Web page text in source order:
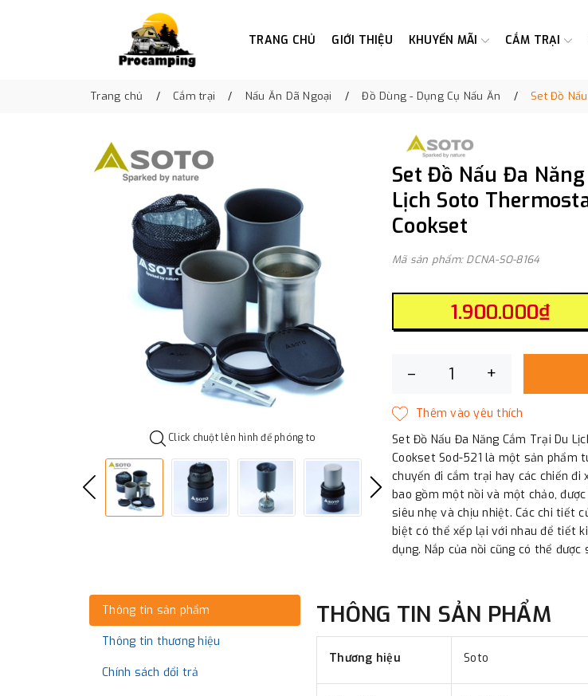
TRANG CHỦ GIỚI THIỆU KHUYẾN MÃI CẮM TRẠI
Trang chủ Cắm trại Nấu Ăn Dã Ngoại Đồ Dùng - Dụng Cụ Nấu Ăn Set Đồ
Click chuột lên hình để phóng to
Set Đồ Nấu Đa
Lịch Soto
Cookset
Mã sản phẩm: DCNA-SO-8164
1.900.000₫
– +
Set Đồ Nấu Đa Năng Cắm Trại Du
Cookset Sod-521 là một sản phẩm
chuyến đi cắm trại hay các chiến
bao gồm một nồi và một chảo,
siêu nhẹ và chịu nhiệt. Các chi tiết
biệt có thể xếp lại với nhau để tiết
dụng. Nắp của nồi cũng có thể được
Thông tin sản phẩm
Thông tin thương hiệu
Chính sách đổi trả
THÔNG TIN SẢN PHẨM
Thương hiệu Soto